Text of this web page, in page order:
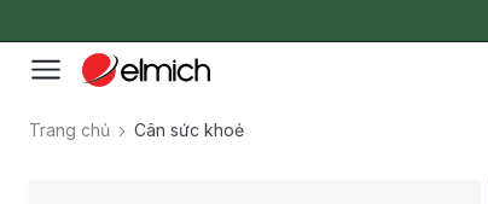
Trang chủ Cân sức khoẻ